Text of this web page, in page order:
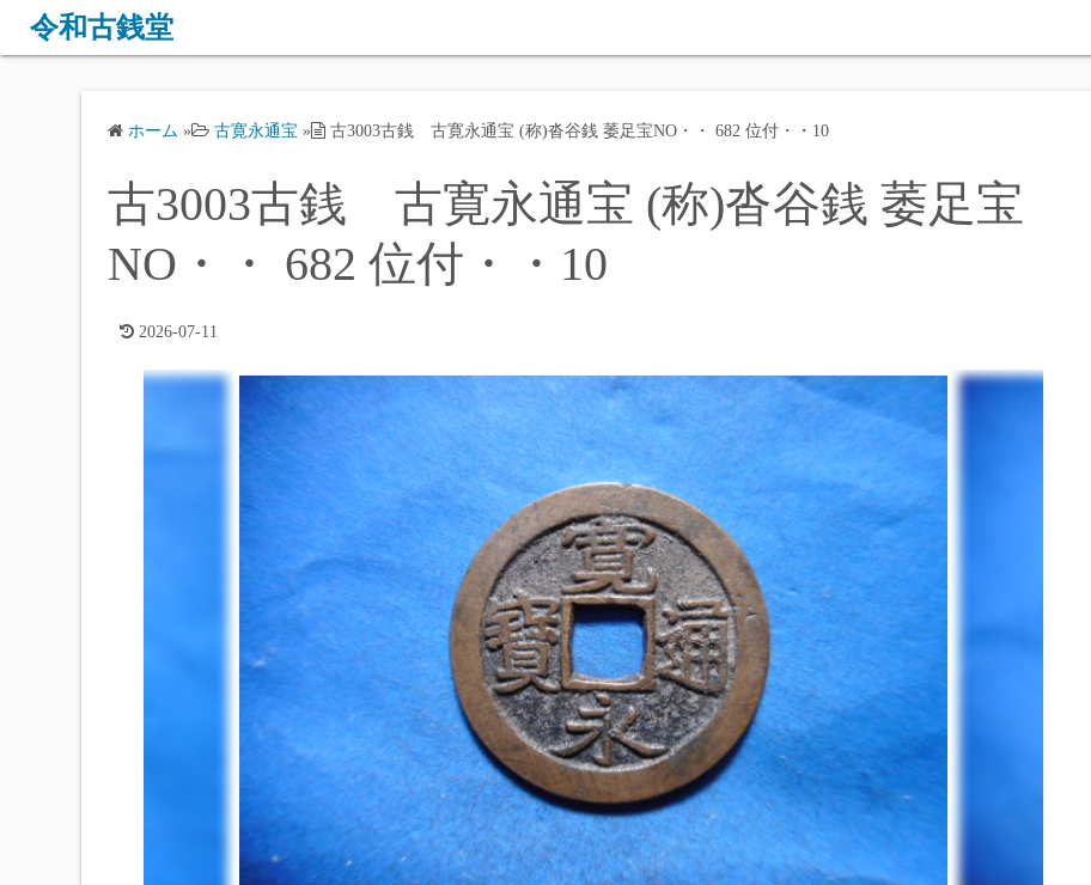
令和古銭堂
ホーム » 古寛永通宝 » 古3003古銭 古寛永通宝 (称)沓谷銭 萎足宝NO・・ 682 位付・・10
古3003古銭 古寛永通宝 (称)沓谷銭 萎足宝
NO・・ 682 位付・・10
2026-07-11